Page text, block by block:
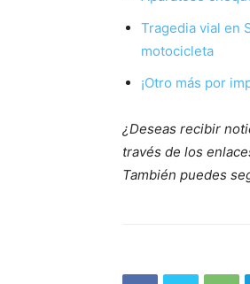
Tragedia vial en
motocicleta
¡Otro más por
¿Deseas recibir
través de los
También puedes